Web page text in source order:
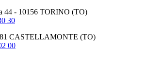
44 - 10156 TORINO (TO)
30
CASTELLAMONTE (TO)
00